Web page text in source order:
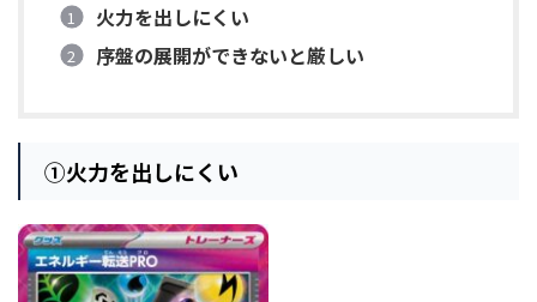
火力を出しにくい
序盤の展開ができないと厳しい
①火力を出しにくい